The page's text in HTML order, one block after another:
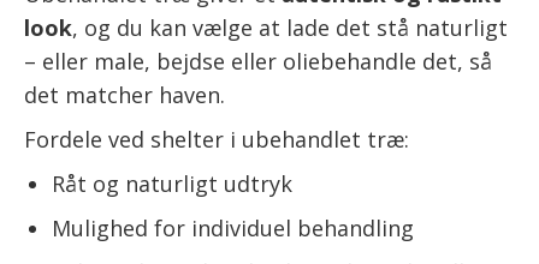
look, og du kan vælge at lade det stå naturligt
– eller male, bejdse eller oliebehandle det, så
det matcher haven.
Fordele ved shelter i ubehandlet træ:
Råt og naturligt udtryk
Mulighed for individuel behandling